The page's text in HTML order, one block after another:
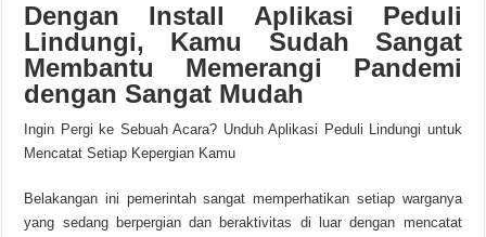
Dengan Install Aplikasi Peduli
Lindungi, Kamu Sudah Sangat
Membantu Memerangi Pandemi
dengan Sangat Mudah
Ingin Pergi ke Sebuah Acara? Unduh Aplikasi Peduli Lindungi untuk
Mencatat Setiap Kepergian Kamu
Belakangan ini pemerintah sangat memperhatikan setiap warganya
yang sedang berpergian dan beraktivitas di luar dengan mencatat